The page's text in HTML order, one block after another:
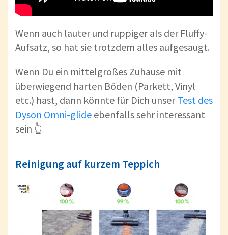
Wenn auch lauter und ruppiger als der Fluffy-
Aufsatz, so hat sie trotzdem alles aufgesaugt.
Wenn Du ein mittelgroßes Zuhause mit
überwiegend harten Böden (Parkett, Vinyl
etc.) hast, dann könnte für Dich unserTest des
Dyson Omni-glide ebenfalls sehr interessant
sein 👆
Reinigung auf kurzem Teppich